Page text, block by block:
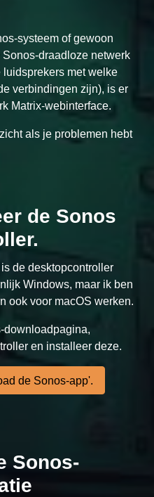
systeem of gewoon
draadloze netwerk
met welke
verbindingen zijn), is er
Matrix-webinterface.
als je problemen hebt
de Sonos
de desktopcontroller
Windows, maar ik ben
ook voor macOS werken.
downloadpagina,
en installeer deze.
de Sonos-app'.
Sonos-